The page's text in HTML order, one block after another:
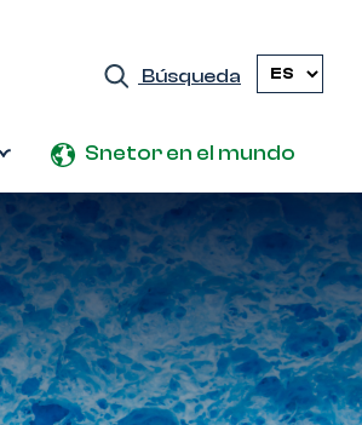
Búsqueda
Snetor en el mundo